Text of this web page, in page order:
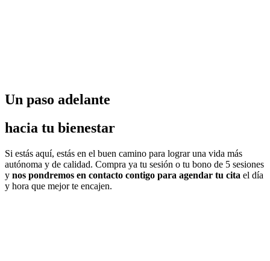
Un paso adelante
hacia tu bienestar
Si estás aquí, estás en el buen camino para lograr una vida más
autónoma y de calidad. Compra ya tu sesión o tu bono de 5 sesiones
y nos pondremos en contacto contigo para agendar tu cita el día
y hora que mejor te encajen.